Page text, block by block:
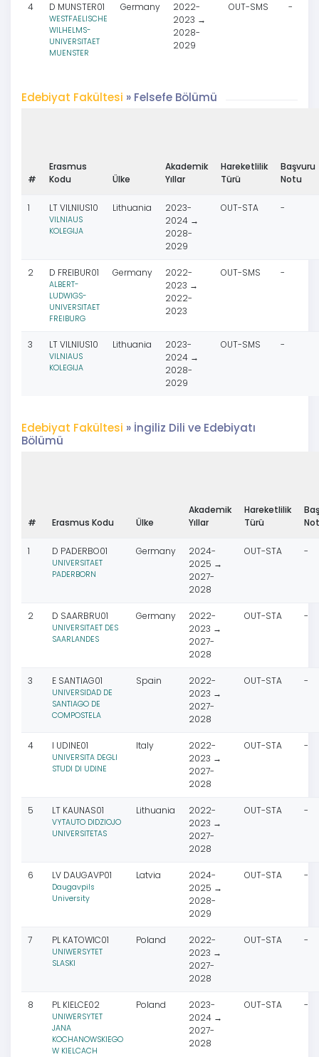
4 D MUNSTER01
WESTFAELISCHE
WILHELMS-
UNIVERSITAET
MUENSTER
Germany
2022-
2023 →
2028-
2029
OUT-SMS -
Edebiyat Fakültesi » Felsefe Bölümü
#
Erasmus
Kodu
Ülke
Akademik
Yıllar
Hareketlilik
Türü
Başvuru
Notu
1 LT VILNIUS10
VILNIAUS
KOLEGIJA
Lithuania
2023-
2024 →
2028-
2029
OUT-STA -
2 D FREIBUR01
ALBERT-
LUDWIGS-
UNIVERSITAET
FREIBURG
Germany
2022-
2023 →
2022-
2023
OUT-SMS -
3 LT VILNIUS10
VILNIAUS
KOLEGIJA
Lithuania
2023-
2024 →
2028-
2029
OUT-SMS -
Edebiyat Fakültesi » İngiliz Dili ve Edebiyatı
Bölümü
# Erasmus Kodu Ülke
Akademik
Yıllar
Hareketlilik
Türü
1 D PADERBO01
UNIVERSITAET
PADERBORN
Germany
2024-
2025 →
2027-
2028
OUT-STA -
2 D SAARBRU01
UNIVERSITAET DES
SAARLANDES
Germany
2022-
2023 →
2027-
2028
OUT-STA -
3 E SANTIAG01
UNIVERSIDAD DE
SANTIAGO DE
COMPOSTELA
Spain
2022-
2023 →
2027-
2028
OUT-STA -
4 I UDINE01
UNIVERSITA DEGLI
STUDI DI UDINE
Italy
2022-
2023 →
2027-
2028
OUT-STA -
5 LT KAUNAS01
VYTAUTO DIDZIOJO
UNIVERSITETAS
Lithuania
2022-
2023 →
2027-
2028
OUT-STA -
6 LV DAUGAVP01
Daugavpils
University
Latvia
2024-
2025 →
2028-
2029
OUT-STA -
7 PL KATOWIC01
UNIWERSYTET
SLASKI
Poland
2022-
2023 →
2027-
2028
OUT-STA -
8 PL KIELCE02
UNIWERSYTET
JANA
KOCHANOWSKIEGO
W KIELCACH
Poland
2023-
2024 →
2027-
2028
OUT-STA -